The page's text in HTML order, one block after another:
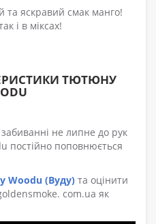
та яскравий смак манго!
і в міксах!
ТЮТЮНУ
не липне до рук
постійно поповнюється
Woodu (Вуду) та оцінити
com.ua як